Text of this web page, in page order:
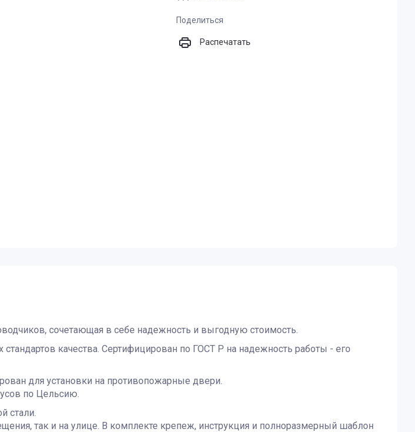
Поделиться
Распечатать
сочетающая в себе надежность и выгодную стоимость.
качества. Сертифицирован по ГОСТ Р на надежность работы - его
для установки на противопожарные двери.
по Цельсию.
стали.
так и на улице. В комплекте крепеж, инструкция и полноразмерный шаблон